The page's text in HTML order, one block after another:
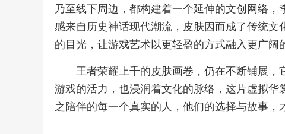
乃至线下周边，都构建着一个延伸的文创网络
感来自历史神话现代潮流，皮肤因而成了传统
的目光，让游戏艺术以更轻盈的方式融入更广阔
王者荣耀上千的皮肤画卷，仍在不断铺展
游戏的活力，也浸润着文化的脉络，这片虚拟
之陪伴的每一个真实的人，他们的选择与故事，